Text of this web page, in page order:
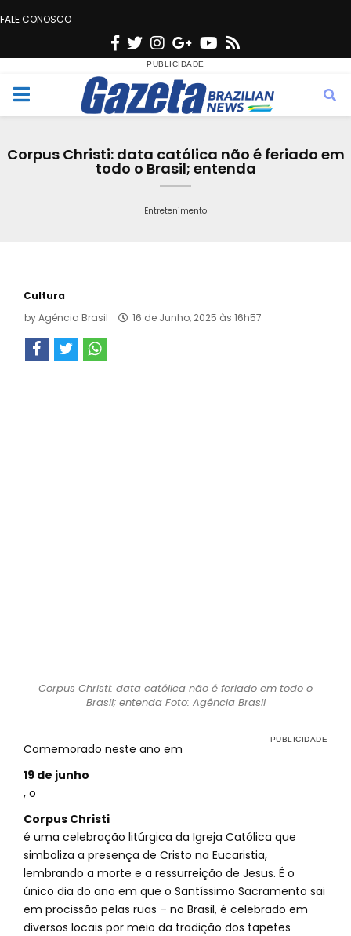
FALE CONOSCO
F
c
e
o
T
w
i
t
e
n
s
t
g
r
a
G
o
o
g
e
Y
u
t
b
s
M
Corpus Christi: data católica não é feriado em
todo o Brasil; entenda
Entretenimento
Cultura
byAgência Brasil 16 de Junho, 2025 às 16h57
Corpus Christi: data católica não é feriado em todo o
Brasil; entenda Foto: Agência Brasil
Comemorado neste ano em
19 de junho
, o
Corpus Christi
é uma celebração litúrgica da Igreja Católica que
simboliza a presença de Cristo na Eucaristia,
lembrando a morte e a ressurreição de Jesus. É o
único dia do ano em que o Santíssimo Sacramento sai
em procissão pelas ruas – no Brasil, é celebrado em
diversos locais por meio da tradição dos tapetes